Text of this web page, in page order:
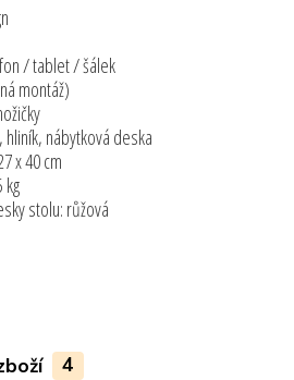
/ tablet / šálek
montáž)
nábytková deska
x 40 cm
kg
stolu: růžová
4